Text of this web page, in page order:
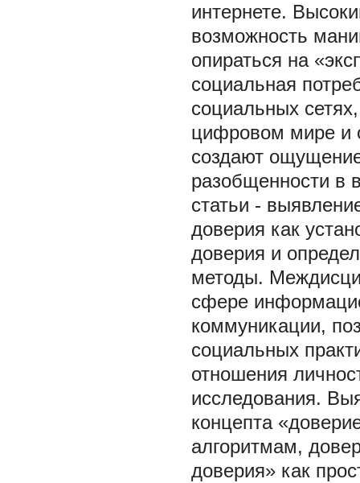
интернете.
возможность
опираться на
социальная
социальных
цифровом мире и
создают
разобщенности в
статьи -
доверия как
доверия и
методы.
сфере
коммуникации,
социальных
отношения
исследования.
концепта
алгоритмам,
доверия» как